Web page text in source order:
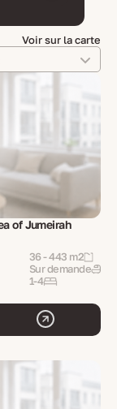
Voir sur la carte
of ​​Jumeirah
36 - 443 m2
Sur demande
1-4